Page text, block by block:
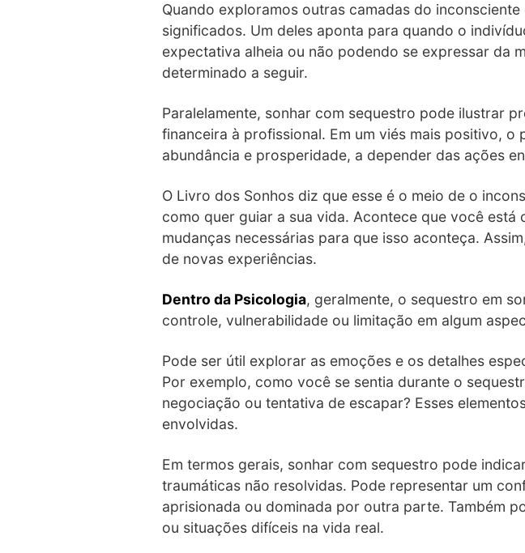
Quando exploramos outras camadas do
significados. Um deles aponta para quando o
expectativa alheia ou não podendo se expressar da
determinado a seguir.
Paralelamente, sonhar com sequestro pode ilustrar
financeira à profissional. Em um viés mais positivo,
abundância e prosperidade, a depender das ações
O Livro dos Sonhos diz que esse é o meio de o
como quer guiar a sua vida. Acontece que você
mudanças necessárias para que isso aconteça.
de novas experiências.
Dentro da Psicologia, geralmente, o sequestro em
controle, vulnerabilidade ou limitação em algum
Pode ser útil explorar as emoções e os detalhes
Por exemplo, como você se sentia durante o
negociação ou tentativa de escapar? Esses
envolvidas.
Em termos gerais, sonhar com sequestro pode
traumáticas não resolvidas. Pode representar um
aprisionada ou dominada por outra parte. Também
ou situações difíceis na vida real.